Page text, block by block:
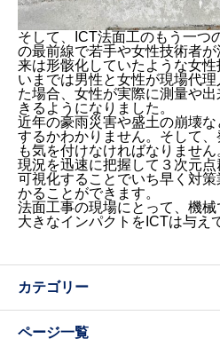
そして、ICT法面工のもう一つ
の最前線で若手や女性技術者
来は形骸化していたような女性
いまでは男性と女性が現場代
た場合、女性が実際に測量や
きるようになりました。
近年の豪雨災害や盛土の崩壊
するかわかりません。そして
も気を付けなければなりませ
現況を迅速に把握して３次元
可視化することでいち早く対
かることができます。
法面工事の現場にとって、機
大きなインパクトをICTは与え
カテゴリー
ICT実施要領
ページ一覧